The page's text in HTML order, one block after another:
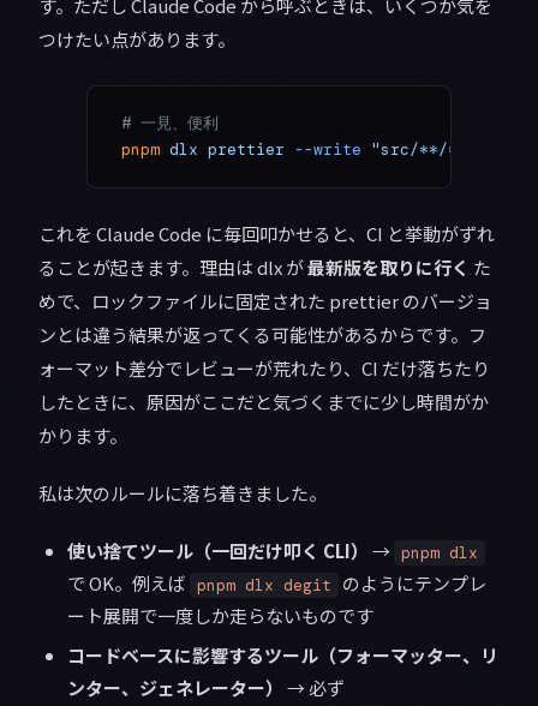
す。ただし Claude Code から呼ぶときは、いくつか気を
つけたい点があります。
# 一見、便利
pnpm dlx prettier --write "src/**/*.ts"
これを Claude Code に毎回叩かせると、CI と挙動がずれ
ることが起きます。理由は dlx が最新版を取りに行く た
めで、ロックファイルに固定された prettier のバージョ
ンとは違う結果が返ってくる可能性があるからです。フ
ォーマット差分でレビューが荒れたり、CI だけ落ちたり
したときに、原因がここだと気づくまでに少し時間がか
かります。
私は次のルールに落ち着きました。
使い捨てツール（一回だけ叩く CLI） → pnpm dlx
で OK。例えば pnpm dlx degit
のようにテンプレ
ート展開で一度しか走らないものです
コードベースに影響するツール（フォーマッター、リ
ンター、ジェネレーター）
→ 必ず